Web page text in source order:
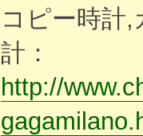
コピー時計
計：
http://